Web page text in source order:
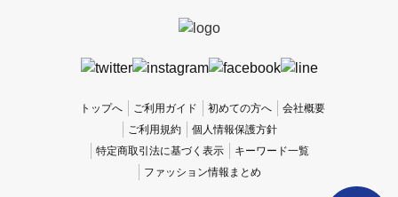
トップへ ご利用ガイド 初めての方へ
会社概要
ご利用規約
個人情報保護方針
特定商取引法に基づく表示
キーワード一覧
ファッション情報まとめ